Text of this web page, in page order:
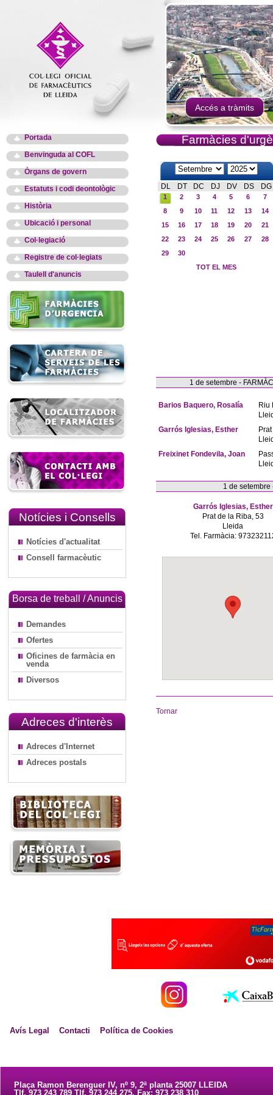
Accés a tràmits
Portada
Benvinguda al COFL
Òrgans de govern
Estatuts i codi deontològic
Història
Ubicació i personal
Col·legiació
Registre de col·legiats
Taulell d'anuncis
Notícies i Consells
Notícies d'actualitat
Consell farmacèutic
Borsa de treball / Anuncis
Demandes
Ofertes
Oficines de farmàcia en
venda
Diversos
Adreces d'interès
Adreces d'Internet
Adreces postals
Farmàcies
DL DT DC DJ DV DS DG
1 2 3 4 5 6
7
8
9 10 11 12 13
14
15
16 17 18 19 20
21
22
23 24 25 26 27
28
29
30
TOT EL MES
1 de setembre -
Barios Baquero, Rosalía
Riu
Garrós Iglesias, Esther
Freixinet Fondevila, Joan
1 de setembre
Garrós Iglesias, Esther
Prat de la Riba, 53
Lleida
Tel. Farmàcia:
Tornar
Avís Legal Contacti Política de Cookies
Plaça Ramon Berenguer IV, nº 9, 2ª planta 25007 LLEIDA
Tlf. 973 243 789 Tlf. 973 244 275. Fax: 973 238 310